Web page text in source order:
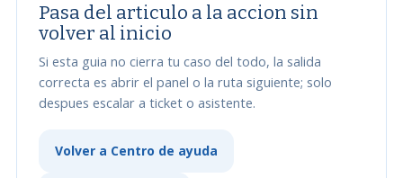
Pasa del articulo a la accion sin
volver al inicio
Si esta guia no cierra tu caso del todo, la salida
correcta es abrir el panel o la ruta siguiente; solo
despues escalar a ticket o asistente.
Volver a Centro de ayuda